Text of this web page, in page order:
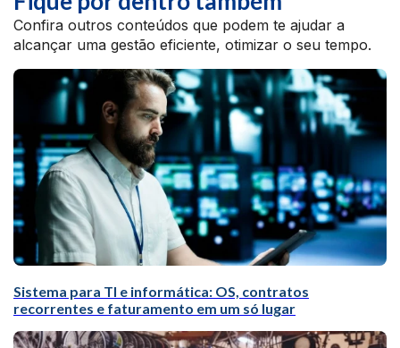
Confira outros conteúdos que podem te ajudar a
alcançar uma gestão eficiente, otimizar o seu tempo.
Sistema para TI e informática: OS, contratos
recorrentes e faturamento em um só lugar